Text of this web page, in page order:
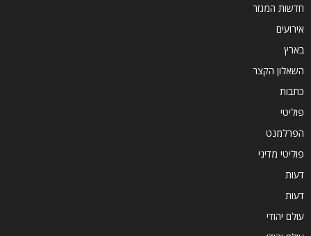
חדשות המגזר
אירועים
בארץ
השאלון הקצר
כתבות
פוליטי
הפרלמנט
פוליטי מדיני
דעות
דעות
עולם יהודי